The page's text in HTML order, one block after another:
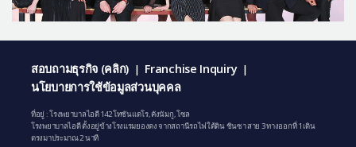
สอบถามธุรกิจ (คลิก) | Franchise Inquiry |
นโยบายการใช้ข้อมูลส่วนบุคคล
ที่อยู่ : โรงพยาบาลไอดี 142 โทซันแดโร, คังนัมกู, โซล
โรงพยาบาลไอดี ตั้งอยู่ข้างโรงแรมยองดง จากสถานีรถไฟใต้ดิน ชินซา สาย 3 ทางออกที่ 1 เดิน
ตรงมาประมาณ 2 นาที